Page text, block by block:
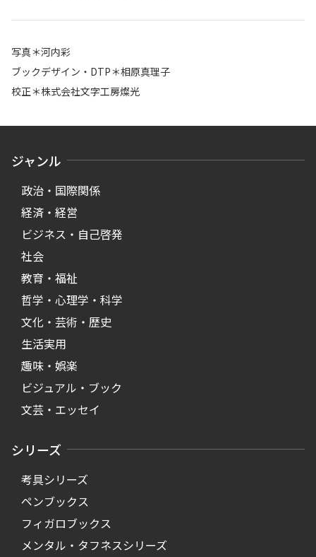
写真＊河内彩
ブックデザイン・DTP＊相原真理子
校正＊株式会社文字工房燦光
ジャンル
政治・国際関係
経済・経営
ビジネス・自己啓発
社会
教育・福祉
哲学・心理学・科学
文化・芸術・歴史
生活実用
趣味・娯楽
ビジュアル・ブック
文芸・エッセイ
シリーズ
考具シリーズ
ペンブックス
フィガロブックス
メンタル・タフネスシリーズ